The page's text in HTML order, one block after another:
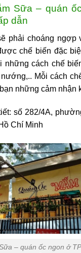
Sữa – quán
dẫn
phải choáng ngợp
chế biến đặc
những cách chế
Mỗi cách
những cảm nhận
số 282/4A,
Chí Minh
– quán ốc ngon ở